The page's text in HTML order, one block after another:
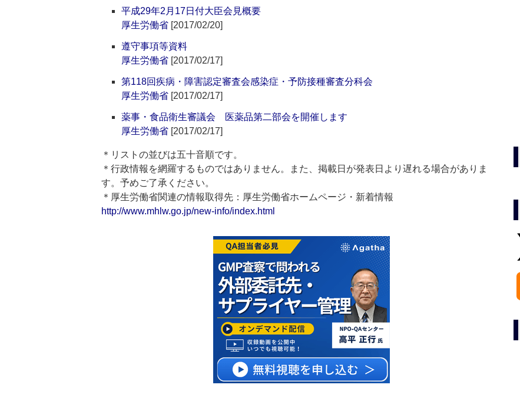
平成29年2月17日付大臣会見概要
厚生労働省 [2017/02/20]
遵守事項等資料
厚生労働省 [2017/02/17]
第118回疾病・障害認定審査会感染症・予防接種審査分科会
厚生労働省 [2017/02/17]
薬事・食品衛生審議会 医薬品第二部会を開催します
厚生労働省 [2017/02/17]
＊リストの並びは五十音順です。
＊行政情報を網羅するものではありません。また、掲載日が発表日より遅れる場合がありま
す。予めご了承ください。
＊厚生労働省関連の情報取得先：厚生労働省ホームページ・新着情報
http://www.mhlw.go.jp/new-info/index.html